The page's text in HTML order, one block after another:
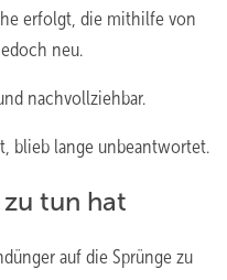
erfolgt, die mithilfe von
neu.
nachvollziehbar.
blieb lange unbeantwortet.
zu tun hat
auf die Sprünge zu